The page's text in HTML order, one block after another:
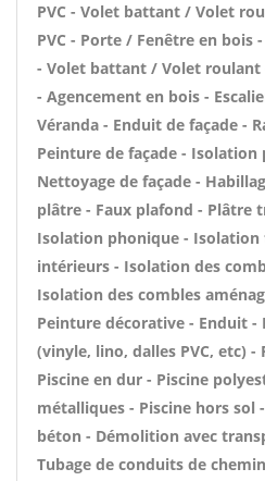
PVC - Volet battant / Volet
PVC - Porte / Fenêtre en
- Volet battant / Volet roulant
- Agencement en bois -
Véranda - Enduit de façade -
Peinture de façade -
Nettoyage de façade -
plâtre - Faux plafond - Plâtre
Isolation phonique -
intérieurs - Isolation des
Isolation des combles
Peinture décorative - Enduit -
(vinyle, lino, dalles PVC, etc) -
Piscine en dur - Piscine
métalliques - Piscine hors sol
béton - Démolition avec
Tubage de conduits de